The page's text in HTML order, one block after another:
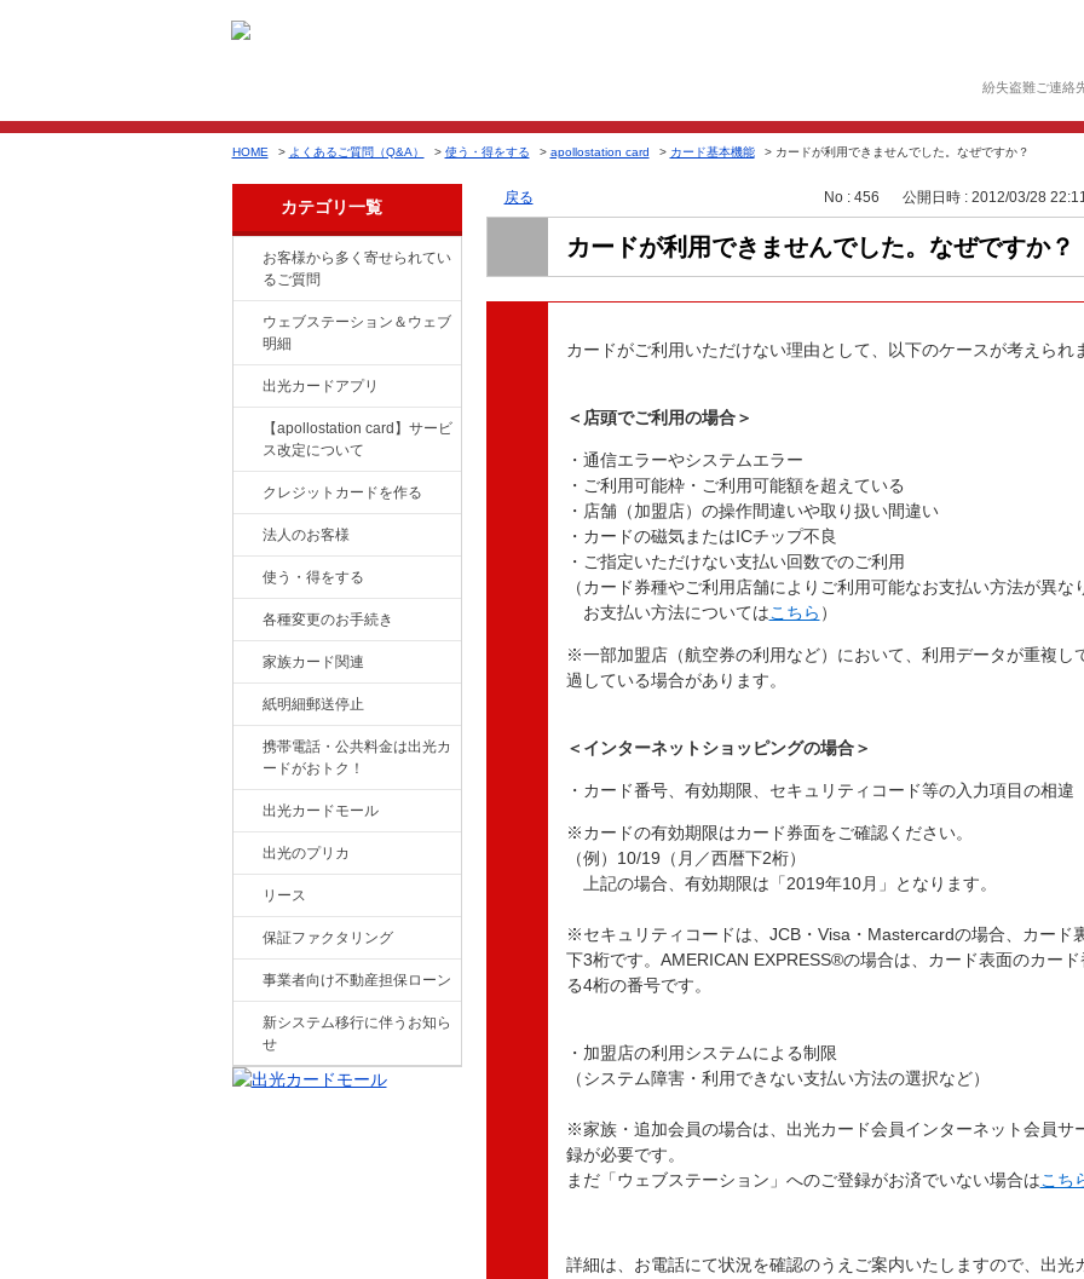
紛失盗難ご連絡
HOME > よくあるご質問（Q&A） > 使う・得をする > apollostation card > カード基本機能 > カードが利用できませんでした。なぜですか？
カテゴリ一覧
お客様から多く寄せられてい
るご質問
ウェブステーション＆ウェブ
明細
出光カードアプリ
【apollostation card】サービ
ス改定について
クレジットカードを作る
法人のお客様
使う・得をする
各種変更のお手続き
家族カード関連
紙明細郵送停止
携帯電話・公共料金は出光カ
ードがおトク！
出光カードモール
出光のプリカ
リース
保証ファクタリング
事業者向け不動産担保ローン
新システム移行に伴うお知ら
せ
戻る No : 456 公開日時 : 2012/03/28
カードが利用できませんでした。なぜですか？
カードがご利用いただけない理由として、以下のケースが考えられ
＜店頭でご利用の場合＞
・通信エラーやシステムエラー
・ご利用可能枠・ご利用可能額を超えている
・店舗（加盟店）の操作間違いや取り扱い間違い
・カードの磁気またはICチップ不良
・ご指定いただけない支払い回数でのご利用
（カード券種やご利用店舗によりご利用可能なお支払い方法が異な
お支払い方法についてはこちら ）
※一部加盟店（航空券の利用など）において、利用データが重複し
過している場合があります。
＜インターネットショッピングの場合＞
・カード番号、有効期限、セキュリティコード等の入力項目の相違
※カードの有効期限はカード券面をご確認ください。
（例）10/19（月／西暦下2桁）
上記の場合、有効期限は「2019年10月」となります。
※セキュリティコードは、JCB・Visa・Mastercardの場合、カード
下3桁です。AMERICAN EXPRESS®の場合は、カード表面のカー
る4桁の番号です。
・加盟店の利用システムによる制限
（システム障害・利用できない支払い方法の選択など）
※家族・追加会員の場合は、出光カード会員インターネット会員サ
録が必要です。
まだ「ウェブステーション」へのご登録がお済でいない場合はこち
詳細は、お電話にて状況を確認のうえご案内いたしますので、出光